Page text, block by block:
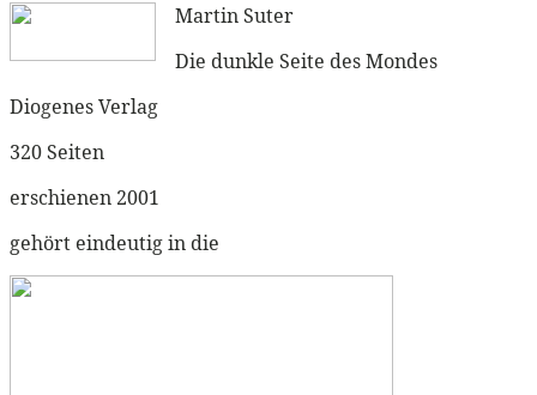
Martin Suter
Die dunkle Seite des Mondes
Diogenes Verlag
320 Seiten
erschienen 2001
gehört eindeutig in die